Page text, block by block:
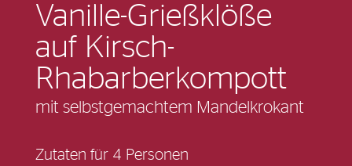
Vanille-Grießklöße
auf Kirsch-
Rhabarberkompott
mit selbstgemachtem Mandelkrokant
Zutaten für 4 Personen